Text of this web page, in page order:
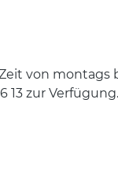
von montags
13 zur